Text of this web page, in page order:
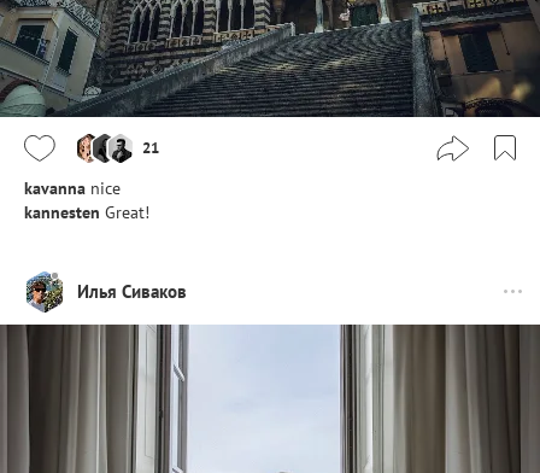
21
kavanna nice
kannesten Great!
Илья Сиваков